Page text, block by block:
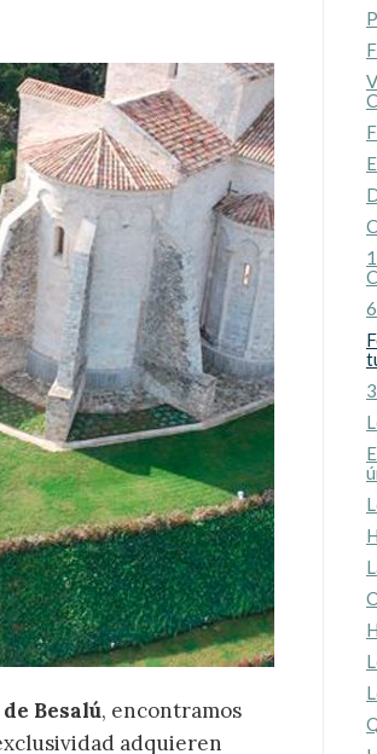
Besalú, encontramos
adquieren